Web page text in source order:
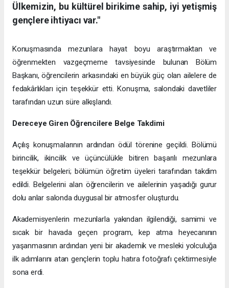
Ülkemizin, bu kültürel birikime sahip, iyi yetişmiş
gençlere ihtiyacı var."
Konuşmasında mezunlara hayat boyu araştırmaktan ve
öğrenmekten vazgeçmeme tavsiyesinde bulunan Bölüm
Başkanı, öğrencilerin arkasındaki en büyük güç olan ailelere de
fedakârlıkları için teşekkür etti. Konuşma, salondaki davetliler
tarafından uzun süre alkışlandı.
Dereceye Giren Öğrencilere Belge Takdimi
Açılış konuşmalarının ardından ödül törenine geçildi. Bölümü
birincilik, ikincilik ve üçüncülükle bitiren başarılı mezunlara
teşekkür belgeleri; bölümün öğretim üyeleri tarafından takdim
edildi. Belgelerini alan öğrencilerin ve ailelerinin yaşadığı gurur
dolu anlar salonda duygusal bir atmosfer oluşturdu.
Akademisyenlerin mezunlarla yakından ilgilendiği, samimi ve
sıcak bir havada geçen program, kep atma heyecanının
yaşanmasının ardından yeni bir akademik ve mesleki yolculuğa
ilk adımlarını atan gençlerin toplu hatıra fotoğrafı çektirmesiyle
sona erdi.